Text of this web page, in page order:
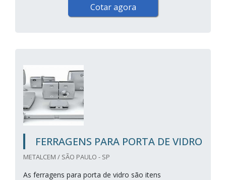
Cotar agora
FERRAGENS PARA PORTA DE VIDRO
METALCEM / SÃO PAULO - SP
As ferragens para porta de vidro são itens